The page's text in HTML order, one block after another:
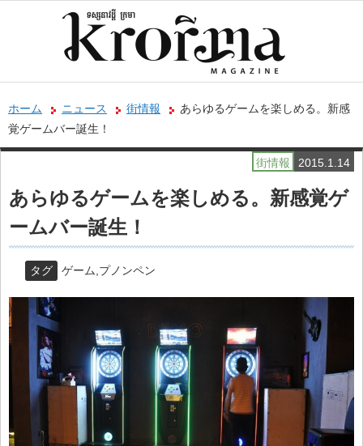
ホーム ニュース 街情報
あらゆるゲームを楽しめる。新感
覚ゲームバー誕生！
2015.1.14
街情報
あらゆるゲームを楽しめる。新感覚ゲ
ームバー誕生！
タグ ゲーム プノンペン